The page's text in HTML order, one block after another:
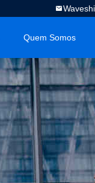
Quem Somos